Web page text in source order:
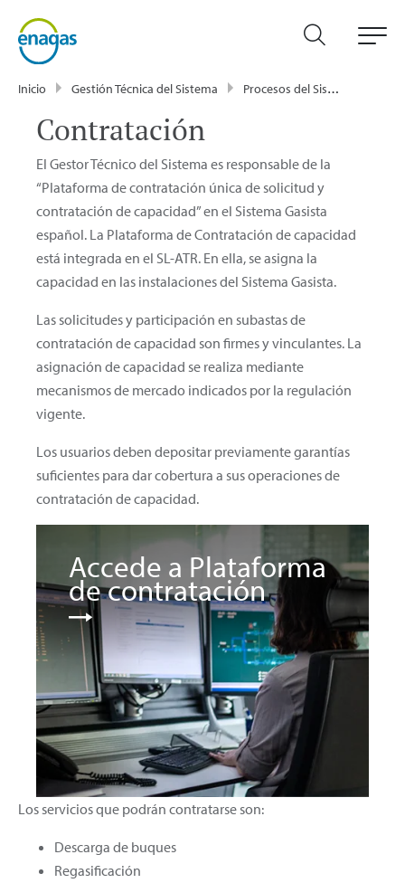
Inicio Gestión Técnica del Sistema Procesos del Sistema Gasista
Contratación
El Gestor Técnico del Sistema es responsable de la
“Plataforma de contratación única de solicitud y
contratación de capacidad” en el Sistema Gasista
español. La Plataforma de Contratación de capacidad
está integrada en el SL-ATR. En ella, se asigna la
capacidad en las instalaciones del Sistema Gasista.
Las solicitudes y participación en subastas de
contratación de capacidad son firmes y vinculantes. La
asignación de capacidad se realiza mediante
mecanismos de mercado indicados por la regulación
vigente.
Los usuarios deben depositar previamente garantías
suficientes para dar cobertura a sus operaciones de
contratación de capacidad.
Accede a Plataforma
de contratación
Los servicios que podrán contratarse son:
Descarga de buques
Regasificación